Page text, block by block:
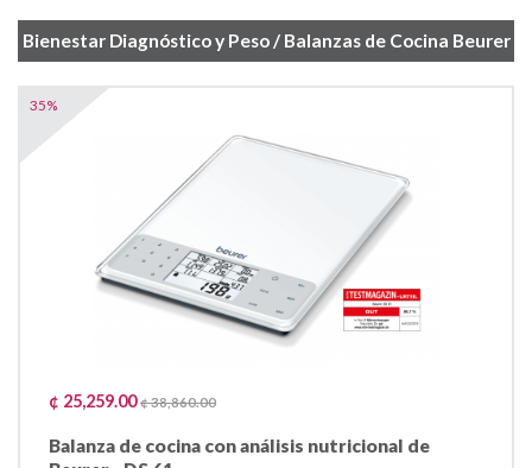
Bienestar Diagnóstico y Peso / Balanzas de Cocina Beurer
¢ 25,259.00¢ 38,860.00
Balanza de cocina con análisis nutricional de
35%